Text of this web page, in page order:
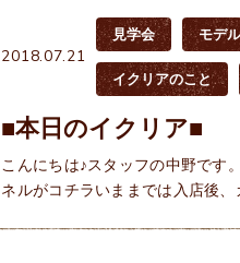
2018.07.21
見学会 モデ
イクリアのこと
■本日のイクリア■
こんにちは♪スタッフの中野です
ネルがコチラいままでは入店後